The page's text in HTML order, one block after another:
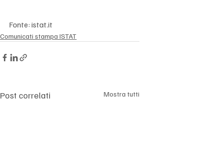
Fonte: istat.it
Comunicati stampa ISTAT
Post correlati Mostra tutti